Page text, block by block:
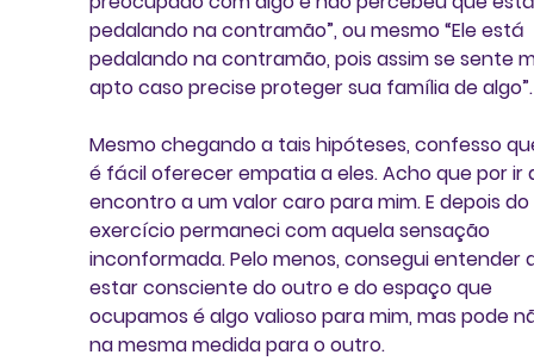
pedalando na contramão”, ou mesmo “Ele está
pedalando na contramão, pois assim se sente
apto caso precise proteger sua família de algo”.
Mesmo chegando a tais hipóteses, confesso
é fácil oferecer empatia a eles. Acho que por ir
encontro a um valor caro para mim. E depois do
exercício permaneci com aquela sensação
inconformada. Pelo menos, consegui entender
estar consciente do outro e do espaço que
ocupamos é algo valioso para mim, mas pode
na mesma medida para o outro.